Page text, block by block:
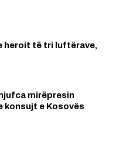
heroit të tri luftërave,
mirëpresin
konsujt e Kosovës